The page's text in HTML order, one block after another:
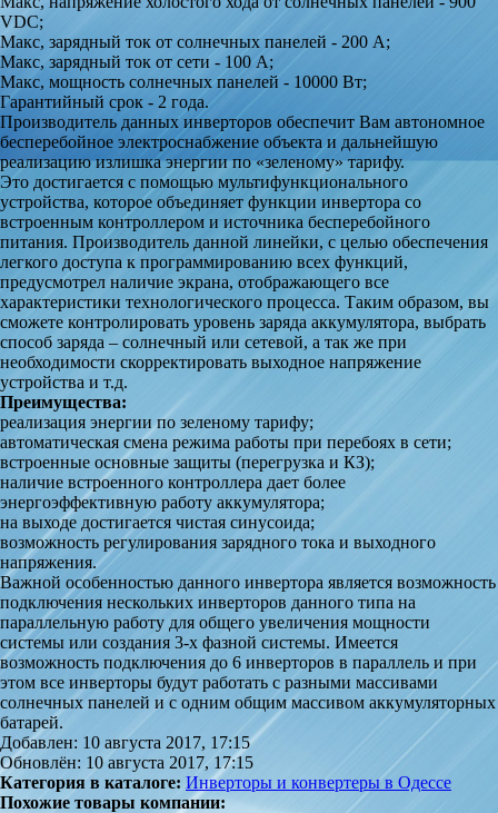
VDC;
Макс, зарядный ток от солнечных панелей - 200 А;
Макс, зарядный ток от сети - 100 А;
Макс, мощность солнечных панелей - 10000 Вт;
Гарантийный срок - 2 года.
Производитель данных инверторов обеспечит Вам автономное
бесперебойное электроснабжение объекта и дальнейшую
реализацию излишка энергии по «зеленому» тарифу.
Это достигается с помощью мультифункционального
устройства, которое объединяет функции инвертора со
встроенным контроллером и источника бесперебойного
питания. Производитель данной линейки, с целью обеспечения
легкого доступа к программированию всех функций,
предусмотрел наличие экрана, отображающего все
характеристики технологического процесса. Таким образом, вы
сможете контролировать уровень заряда аккумулятора, выбрать
способ заряда – солнечный или сетевой, а так же при
необходимости скорректировать выходное напряжение
устройства и т.д.
Преимущества:
реализация энергии по зеленому тарифу;
автоматическая смена режима работы при перебоях в сети;
встроенные основные защиты (перегрузка и КЗ);
наличие встроенного контроллера дает более
энергоэффективную работу аккумулятора;
на выходе достигается чистая синусоида;
возможность регулирования зарядного тока и выходного
напряжения.
Важной особенностью данного инвертора является возможность
подключения нескольких инверторов данного типа на
параллельную работу для общего увеличения мощности
системы или создания 3-х фазной системы. Имеется
возможность подключения до 6 инверторов в параллель и при
этом все инверторы будут работать с разными массивами
солнечных панелей и с одним общим массивом аккумуляторных
батарей.
Добавлен: 10 августа 2017, 17:15
Обновлён: 10 августа 2017, 17:15
Категория в каталоге: Инверторы и конвертеры в Одессе
Похожие товары компании: